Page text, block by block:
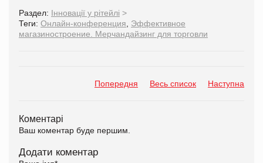
Раздел: Інновації у рітейлі >
Теги: Онлайн-конференция
Эффективное
магазиностроение. Мерчандайзинг для торговли
Попередня Весь список Наступна
Коментарі
Ваш коментар буде першим.
Додати коментар